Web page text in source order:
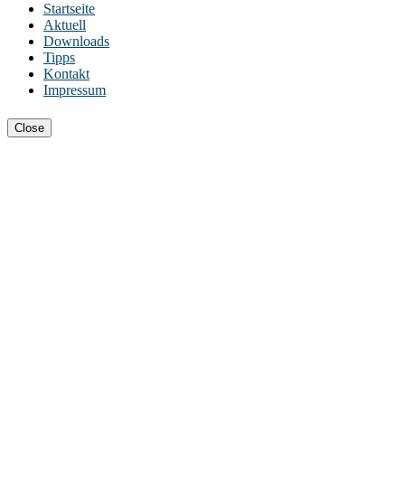
Startseite
Aktuell
Downloads
Tipps
Kontakt
Impressum
Close